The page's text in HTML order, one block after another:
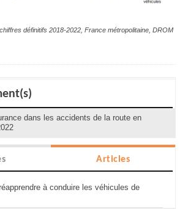
définitifs 2018-2022, France métropolitaine, DROM
dans les accidents de la route en
Articles
à conduire les véhicules de